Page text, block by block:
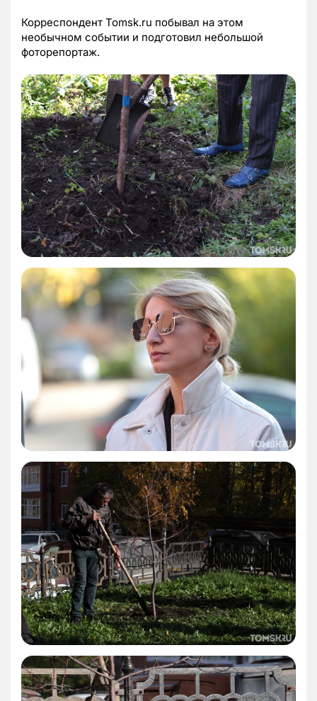
Корреспондент Tomsk.ru побывал на этом
необычном событии и подготовил небольшой
фоторепортаж.